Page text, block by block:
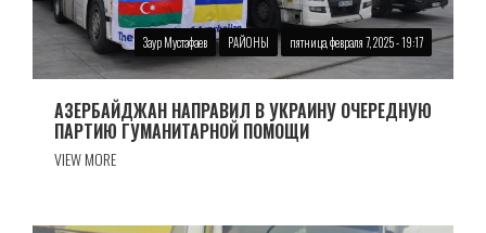
Заур Мустафаев РАЙОНЫ пятница, февраля 7, 2025 - 19:17
АЗЕРБАЙДЖАН НАПРАВИЛ В УКРАИНУ ОЧЕРЕДНУЮ
ПАРТИЮ ГУМАНИТАРНОЙ ПОМОЩИ
VIEW MORE